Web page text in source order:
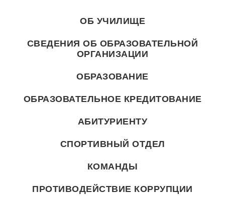
ОБ УЧИЛИЩЕ
СВЕДЕНИЯ ОБ ОБРАЗОВАТЕЛЬНОЙ
ОРГАНИЗАЦИИ
ОБРАЗОВАНИЕ
ОБРАЗОВАТЕЛЬНОЕ КРЕДИТОВАНИЕ
АБИТУРИЕНТУ
СПОРТИВНЫЙ ОТДЕЛ
КОМАНДЫ
ПРОТИВОДЕЙСТВИЕ КОРРУПЦИИ